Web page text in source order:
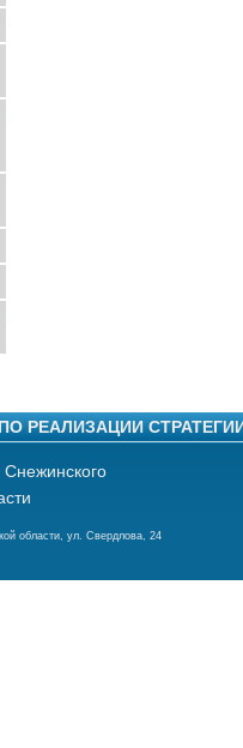
РЕАЛИЗАЦИИ
области, ул. Свердлова, 24